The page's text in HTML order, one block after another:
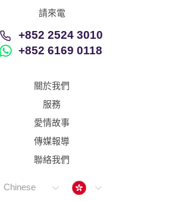
請來電
+852 2524 3010
+852 6169 0118
關於我們
服務
愛情故事
傳媒報導
聯絡我們
Chinese Hong Kong